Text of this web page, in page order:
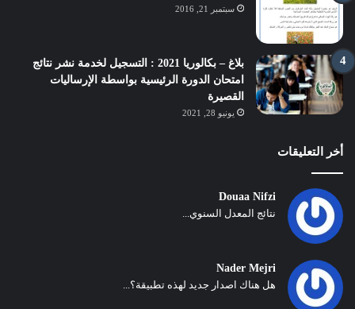
سبتمبر 21, 2016
بلاغ – بكالوريا 2021 : التسجيل لخدمة نشر نتائج
امتحان الدورة الرئيسية بواسطة الإرساليات
القصيرة
يونيو 28, 2021
أخر التعليقات
Douaa Nifzi
نتائج المعدل السنوي...
Nader Mejri
هل هناك اصدار جديد لهذه تطبيقة؟...